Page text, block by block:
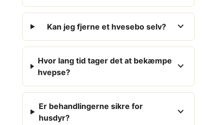
Kan jeg fjerne et hvesebo selv? expand_more
Hvor lang tid tager det at bekæmpe
hvepse?
expand_more
Er behandlingerne sikre for
husdyr?
expand_more